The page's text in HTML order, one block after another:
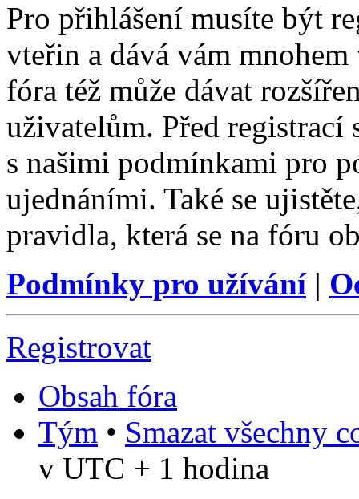
Pro přihlášení musíte být
vteřin a dává vám
fóra též může dávat
uživatelům. Před registrací
s našimi podmínkami pro
ujednáními. Také se
pravidla, která se na fóru
Podmínky pro užívání|
Registrovat
Obsah fóra
Tým • Smazat všechny
v UTC + 1 hodina